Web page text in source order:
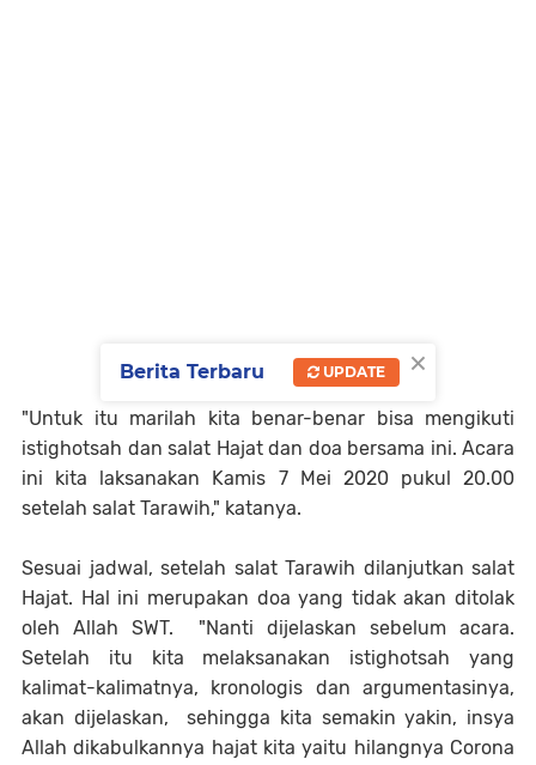
"Untuk itu marilah kita benar-benar bisa mengikuti
istighotsah dan salat Hajat dan doa bersama ini. Acara
ini kita laksanakan Kamis 7 Mei 2020 pukul 20.00
setelah salat Tarawih," katanya.
Sesuai jadwal, setelah salat Tarawih dilanjutkan salat
Hajat. Hal ini merupakan doa yang tidak akan ditolak
oleh Allah SWT. "Nanti dijelaskan sebelum acara.
Setelah itu kita melaksanakan istighotsah yang
kalimat-kalimatnya, kronologis dan argumentasinya,
akan dijelaskan, sehingga kita semakin yakin, insya
Allah dikabulkannya hajat kita yaitu hilangnya Corona
×
Berita Terbaru UPDATE